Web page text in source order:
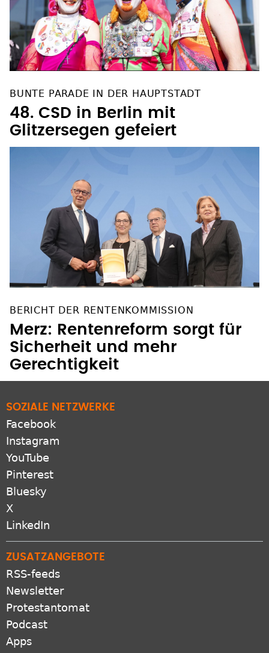
BUNTE PARADE IN DER HAUPTSTADT
48. CSD in Berlin mit
Glitzersegen gefeiert
BERICHT DER RENTENKOMMISSION
Merz: Rentenreform sorgt für
Sicherheit und mehr
Gerechtigkeit
SOZIALE NETZWERKE
Facebook
Instagram
YouTube
Pinterest
Bluesky
X
LinkedIn
ZUSATZANGEBOTE
RSS-feeds
Newsletter
Protestantomat
Podcast
Apps